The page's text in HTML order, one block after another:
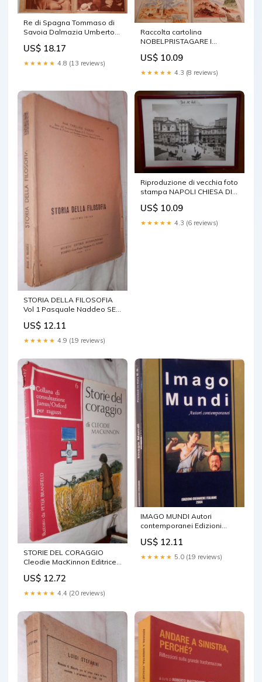
Re di Spagna Tommaso di
Savoia Dalmazia Umberto
Albani
US$ 18.17
★★★★★ 4.8 (13 reviews)
Raccolta cartolina
NOBELPRISTAGARE I
21 november 1985
US$ 10.09
★★★★★ 4.3 (8 reviews)
STORIA DELLA FILOSOFIA
Vol 1 Pasquale Naddeo SEI
Salerno
US$ 12.11
★★★★★ 4.9 (19 reviews)
Riproduzione di vecchia foto
stampa NAPOLI CHIESA DI
1890
US$ 10.09
★★★★★ 4.3 (6 reviews)
STORIE DEL CORAGGIO
Cleodie MacKinnon Editrice
Ragazzi di e
US$ 12.72
★★★★★ 4.4 (20 reviews)
IMAGO MUNDI Autori
contemporanei Edizioni
Poesia Manuale
US$ 12.11
★★★★★ 5.0 (19 reviews)